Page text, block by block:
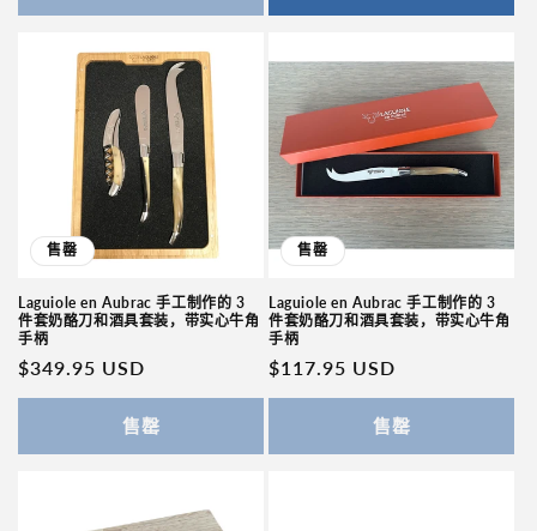
格
售罄
Laguiole en Aubrac 手工制作的 3
件套奶酪刀和酒具套装，带实心牛角
手柄
常
规
格
$349.95 USD
售罄
售罄
Laguiole en Aubrac 手工制作的 3
件套奶酪刀和酒具套装，带实心牛角
手柄
常
规
格
$117.95 USD
售罄